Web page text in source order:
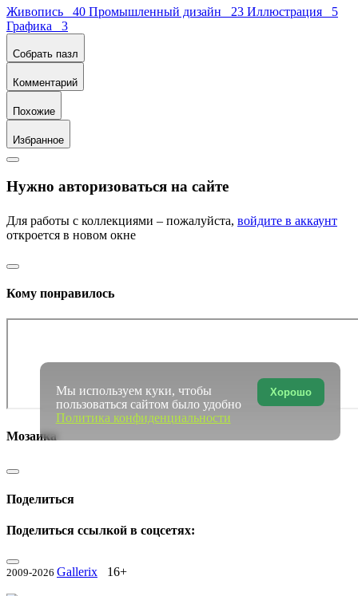
Живопись 40 Промышленный дизайн 23 Иллюстрация 5
Графика 3
Собрать пазл
Комментарий
Похожие
Избранное
Нужно авторизоваться на сайте
Для работы с коллекциями – пожалуйста, войдите в аккаунт
откроется в новом окне
Кому понравилось
Мозаика
Поделиться
Поделиться ссылкой в соцсетях:
2009-2026 Gallerix 16+
Хорошо
Мы используем куки, чтобы
пользоваться сайтом было удобно
Политика конфиденциальности